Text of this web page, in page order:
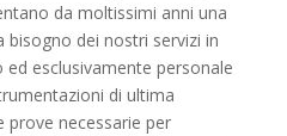
da moltissimi anni una
bisogno dei nostri servizi in
esclusivamente personale
di ultima
prove necessarie per